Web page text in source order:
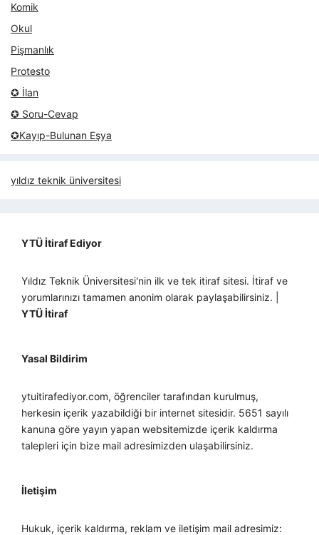
Komik
Okul
Pişmanlık
Protesto
✪ İlan
✪ Soru-Cevap
✪Kayıp-Bulunan Eşya
yıldız teknik üniversitesi
YTÜ İtiraf Ediyor
Yıldız Teknik Üniversitesi'nin ilk ve tek itiraf sitesi. İtiraf ve
yorumlarınızı tamamen anonim olarak paylaşabilirsiniz. |
YTÜ İtiraf
Yasal Bildirim
ytuitirafediyor.com, öğrenciler tarafından kurulmuş,
herkesin içerik yazabildiği bir internet sitesidir. 5651 sayılı
kanuna göre yayın yapan websitemizde içerik kaldırma
talepleri için bize mail adresimizden ulaşabilirsiniz.
İletişim
Hukuk, içerik kaldırma, reklam ve iletişim mail adresimiz: